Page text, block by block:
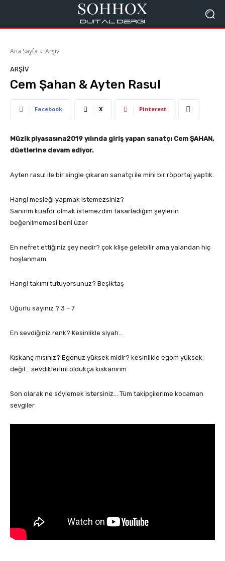
Ana Sayfa Arşiv
ARŞIV
Cem Şahan & Ayten Rasul
Facebook X Pinterest
Müzik piyasasına2019 yılında giriş yapan sanatçı Cem ŞAHAN,
düetlerine devam ediyor.
Ayten rasul ile bir single çıkaran sanatçı ile mini bir röportaj yaptık.
Hangi mesleği yapmak istemezsiniz?
Sanırım kuaför olmak istemezdim tasarladığım şeylerin
beğenilmemesi beni üzer
En nefret ettiğiniz şey nedir? çok klişe gelebilir ama yalandan hiç
hoşlanmam
Hangi takımı tutuyorsunuz? Beşiktaş
Uğurlu sayınız ? 3 – 7
En sevdiğiniz renk? Kesinlikle siyah…
Kıskanç mısınız? Egonuz yüksek midir? kesinlikle egom yüksek
değil… sevdiklerimi oldukça kıskanırım
Son olarak ne söylemek istersiniz… Tüm takipçilerime kocaman
sevgiler